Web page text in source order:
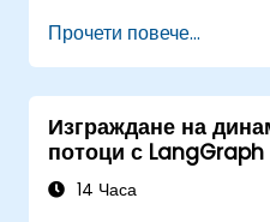
Прочети повече...
Изграждане на
потоци с LangGraph
14 Часа